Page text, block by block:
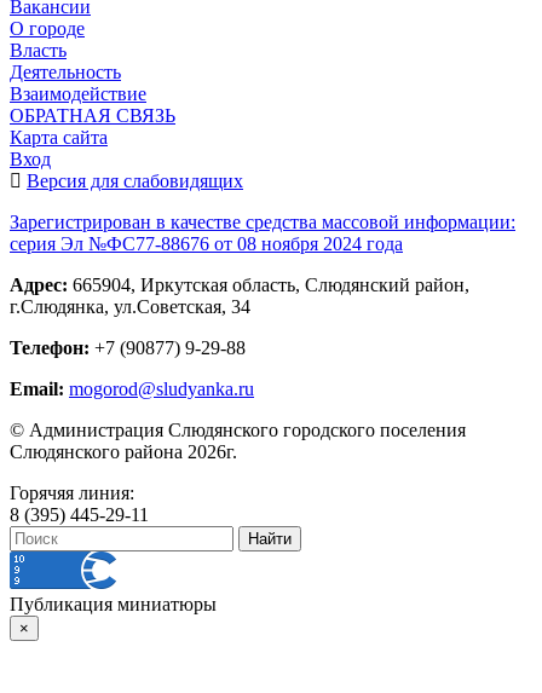
Вакансии
О городе
Власть
Деятельность
Взаимодействие
ОБРАТНАЯ СВЯЗЬ
Карта сайта
Вход
Версия для слабовидящих
Зарегистрирован в качестве средства массовой информации:
серия Эл №ФС77-88676 от 08 ноября 2024 года
Адрес: 665904, Иркутская область, Слюдянский район,
г.Слюдянка, ул.Советская, 34
Телефон: +7 (90877) 9-29-88
Email: mogorod@sludyanka.ru
© Администрация Слюдянского городского поселения
Слюдянского района 2026г.
Горячяя линия:
8 (395) 445-29-11
Публикация миниатюры
×